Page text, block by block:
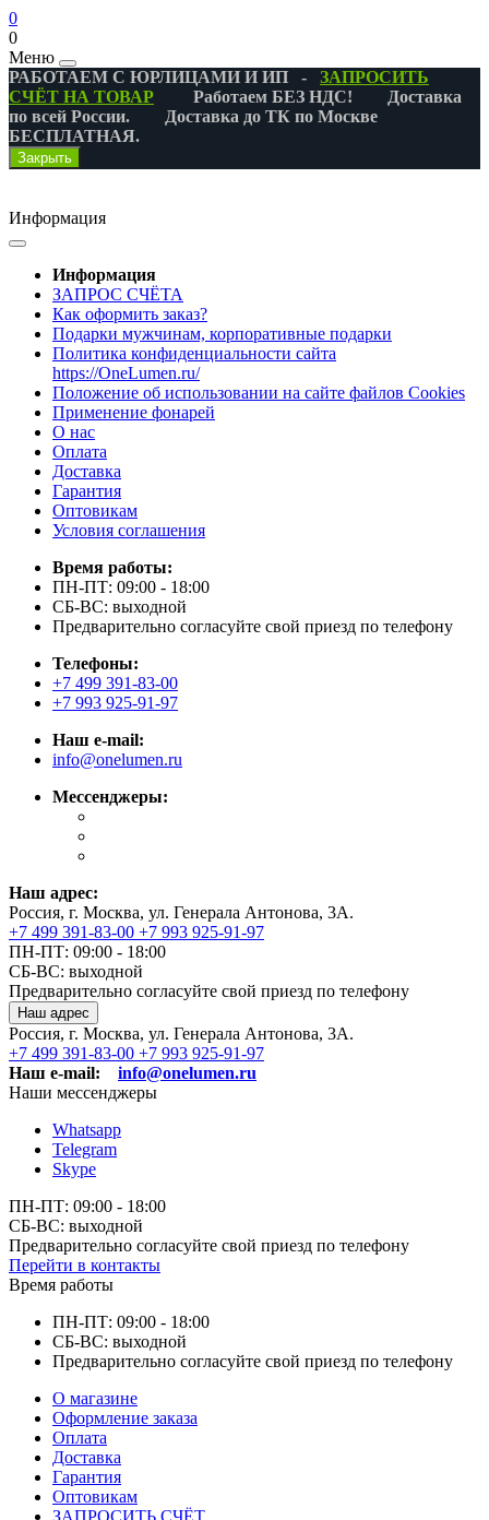
0
0
Меню
РАБОТАЕМ С ЮРЛИЦАМИ И ИП - ЗАПРОСИТЬ
СЧЁТ НА ТОВАР Работаем БЕЗ НДС! Доставка
по всей России. Доставка до ТК по Москве
БЕСПЛАТНАЯ.
Закрыть
Информация
Информация
ЗАПРОС СЧЁТА
Как оформить заказ?
Подарки мужчинам, корпоративные подарки
Политика конфиденциальности сайта
https://OneLumen.ru/
Положение об использовании на сайте файлов Cookies
Применение фонарей
О нас
Оплата
Доставка
Гарантия
Оптовикам
Условия соглашения
Время работы:
ПН-ПТ: 09:00 - 18:00
СБ-ВС: выходной
Предварительно согласуйте свой приезд по телефону
Телефоны:
+7 499 391-83-00
+7 993 925-91-97
Наш e-mail:
info@onelumen.ru
Мессенджеры:
Наш адрес:
Россия, г. Москва, ул. Генерала Антонова, 3А.
+7 499 391-83-00 +7 993 925-91-97
ПН-ПТ: 09:00 - 18:00
СБ-ВС: выходной
Предварительно согласуйте свой приезд по телефону
Наш адрес
Россия, г. Москва, ул. Генерала Антонова, 3А.
+7 499 391-83-00 +7 993 925-91-97
Наш e-mail:
info@onelumen.ru
Наши мессенджеры
Whatsapp
Telegram
Skype
ПН-ПТ: 09:00 - 18:00
СБ-ВС: выходной
Предварительно согласуйте свой приезд по телефону
Перейти в контакты
Время работы
ПН-ПТ: 09:00 - 18:00
СБ-ВС: выходной
Предварительно согласуйте свой приезд по телефону
О магазине
Оформление заказа
Оплата
Доставка
Гарантия
Оптовикам
ЗАПРОСИТЬ СЧЁТ